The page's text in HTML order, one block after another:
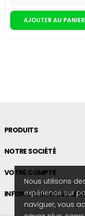
Nous utilisons
expérience sur
naviguer, vous
AJOUTER AU PANIER
PRODUITS
NOTRE SOCIÉTÉ
VOTRE COMPTE
INFORMATIONS SUR LE